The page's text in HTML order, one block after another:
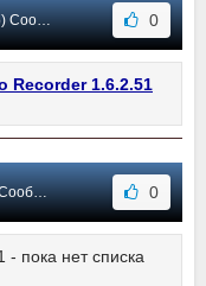
#100 0
Recorder 1.6.2.51
#99 0
пока нет списка